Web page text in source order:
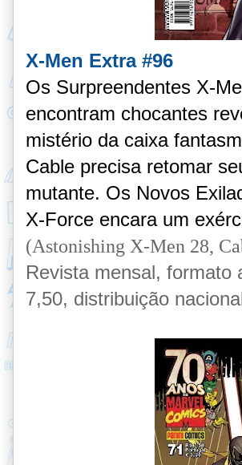
X-Men Extra #96
Os Surpreendentes X-
encontram chocantes
mistério da caixa
Cable precisa retomar
mutante. Os Novos
X-Force encara um
(Astonishing X-Men 28,
Revista mensal, formato
7,50, distribuição